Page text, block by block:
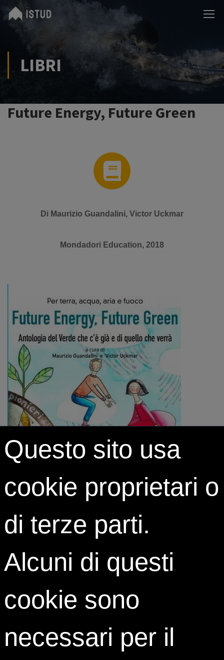
LIBRI
Future Energy, Future Green
Di Maurizio Guandalini, Victor Uckmar
Mondadori Education, 2018
ACQUISTA
Eravamo rimasti al made in ItalyGreen. Al dopo Expo 2015.
Alle varianti del verde. Siamo entrati, poi, in una lunga fase
di consolidamento. Dei lavori in corso. Dove i
novità stravolgono luoghi comuni. Perché parlare ancora di
green? Non si rischia di cadere in una litania ripetitiva? Del
Questo sito usa
cookie proprietari o
di terze parti.
Alcuni di questi
cookie sono
necessari per il